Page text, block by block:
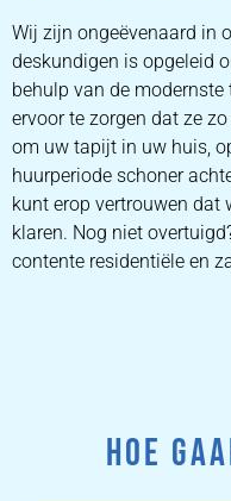
Wij zijn ongeëvenaard in
deskundigen is opgeleid
behulp van de
ervoor te zorgen dat ze
om uw tapijt in uw huis,
huurperiode schoner
kunt erop vertrouwen dat
klaren. Nog niet
contente residentiële en
HOE